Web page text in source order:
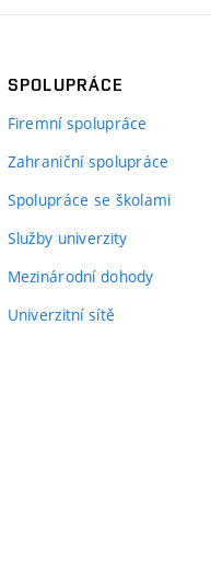
SPOLUPRÁCE
Firemní spolupráce
Zahraniční spolupráce
Spolupráce se školami
Služby univerzity
Mezinárodní dohody
Univerzitní sítě